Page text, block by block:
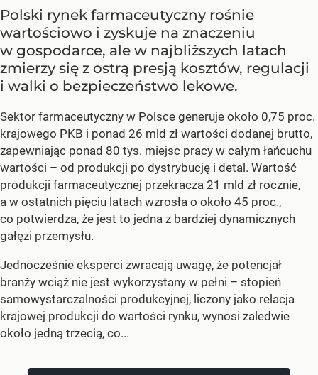
Polski rynek farmaceutyczny rośnie
wartościowo i zyskuje na znaczeniu
w gospodarce, ale w najbliższych latach
zmierzy się z ostrą presją kosztów, regulacji
i walki o bezpieczeństwo lekowe.
Sektor farmaceutyczny w Polsce generuje około 0,75 proc.
krajowego PKB i ponad 26 mld zł wartości dodanej brutto,
zapewniając ponad 80 tys. miejsc pracy w całym łańcuchu
wartości – od produkcji po dystrybucję i detal. Wartość
produkcji farmaceutycznej przekracza 21 mld zł rocznie,
a w ostatnich pięciu latach wzrosła o około 45 proc.,
co potwierdza, że jest to jedna z bardziej dynamicznych
gałęzi przemysłu.
Jednocześnie eksperci zwracają uwagę, że potencjał
branży wciąż nie jest wykorzystany w pełni – stopień
samowystarczalności produkcyjnej, liczony jako relacja
krajowej produkcji do wartości rynku, wynosi zaledwie
około jedną trzecią, co...